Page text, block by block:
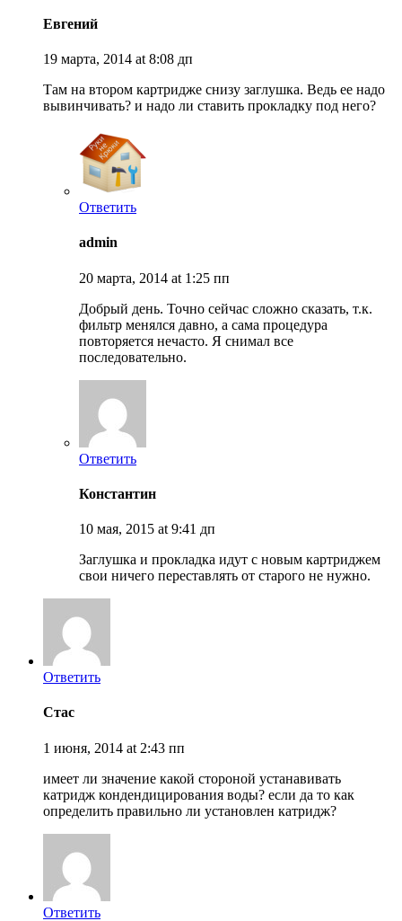
Евгений
19 марта, 2014 at 8:08 дп
Там на втором картридже снизу заглушка. Ведь ее надо
вывинчивать? и надо ли ставить прокладку под него?
Ответить
admin
20 марта, 2014 at 1:25 пп
Добрый день. Точно сейчас сложно сказать, т.к.
фильтр менялся давно, а сама процедура
повторяется нечасто. Я снимал все
последовательно.
Ответить
Константин
10 мая, 2015 at 9:41 дп
Заглушка и прокладка идут с новым картриджем
свои ничего переставлять от старого не нужно.
Ответить
Стас
1 июня, 2014 at 2:43 пп
имеет ли значение какой стороной устанавивать
катридж кондендицирования воды? если да то как
определить правильно ли установлен катридж?
Ответить